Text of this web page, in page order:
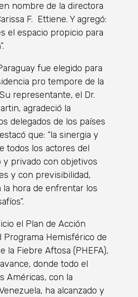
nombre de la directora
F. Ettiene. Y agregó:
el espacio propicio para
fue elegido para
pro tempore de la
representante, el Dr.
agradeció la
delegados de los países
que: “la sinergia y
todos los actores del
privado con objetivos
y con previsibilidad,
la hora de enfrentar los
el Plan de Acción
Programa Hemisférico de
la Fiebre Aftosa (PHEFA),
donde todo el
Américas, con la
ha alcanzado y